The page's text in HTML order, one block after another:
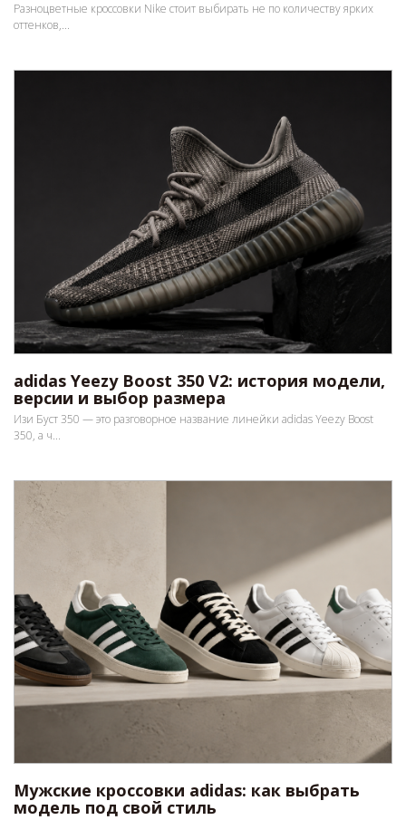
Разноцветные кроссовки Nike стоит выбирать не по количеству ярких
оттенков,...
adidas Yeezy Boost 350 V2: история модели,
версии и выбор размера
Изи Буст 350 — это разговорное название линейки adidas Yeezy Boost
350, а ч...
Мужские кроссовки adidas: как выбрать
модель под свой стиль